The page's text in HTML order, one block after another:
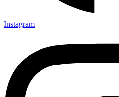
Instagram